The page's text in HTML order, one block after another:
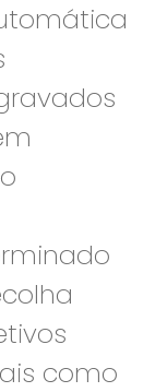
como